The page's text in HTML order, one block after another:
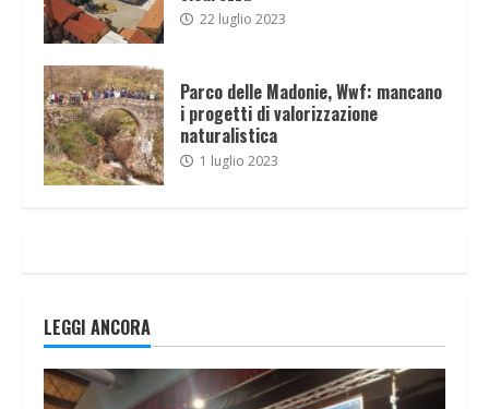
22 luglio 2023
Parco delle Madonie, Wwf: mancano
i progetti di valorizzazione
naturalistica
1 luglio 2023
LEGGI ANCORA